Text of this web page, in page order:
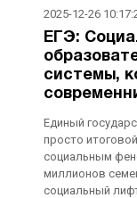
2025-12-26
ЕГЭ:
системы,
Единый
просто
социальным
миллионов
социальный